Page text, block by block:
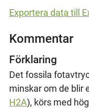
Exportera data till
Kommentar
Förklaring
Det fossila
minskar om de blir
H2A), körs med